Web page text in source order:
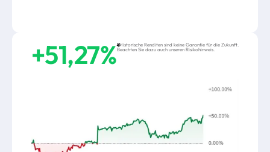
+51,27%*
*Historische Renditen sind keine Garantie für die Zukunft.
Beachten Sie dazu auch unseren Risikohinweis.